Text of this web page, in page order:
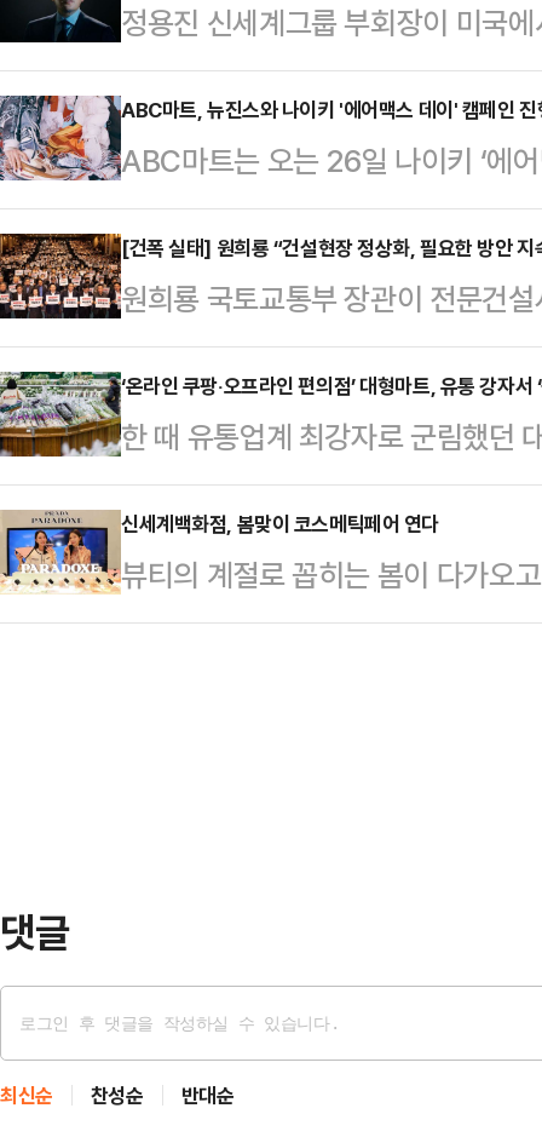
정용진 신세계그룹 부회장이 미국
박람회 ‘CES 2023′을 찾아 미래
따르면 정 부회장은 오는 5일(현지
서 열리는 CES를 참관한다.그룹
룹 사업과 시너지를 낼 수 있는 대
보고 새로운 성장동력을 모색하기
푸드가 참가를 검토했지만 최종적
는 "푸드테크, 리테일…
ABC마트, 뉴진스와 나이키 '에어맥스 데이' 캠페인 진
ABC마트는 오는 26일 나이키 ‘에
와 뮤지션 지올팍(Zior Park)과 함
혔다.나이키 에어맥스 데이는
운동화 ‘에어맥스’의 탄생을 축하
맞아 디지털, 패션, 문화 등이 어우
ABC마트 그랜드 스테이지에서 나
이어 2회째를 맞이한 이번 캠페인
는 의미를…
[건폭 실태] 원희룡 “건설현장 정상화, 필요한 방안 지
원희룡 국토교통부 장관이 전문건
고에 나서줄 것을 당부했다.원희룡
에 위치한 전문건설회관에서 열린 ‘
참석해 “그동안 현장이 불법을 넘
전한 근로자들이 떠나는 등 국가가
생각한다”며 “정부의 역량을 집중
강조했다.이날 행사에는 대한전문
회원사 관계자 등 총 500…
‘온라인 쿠팡‧오프라인 편의점’ 대형마트, 유통 강자서
한 때 유통업계 최강자로 군림했던
서 고군분투하고 있다.온라인에서
의 영향력이 갈수록 커지고 있고,
세다.쿠팡은 작년 3~4분기에 2개
출 실적을 올렸다.그동안 대대적인
신세계백화점, 봄맞이 코스메틱페어 연다
뷰티의 계절로 꼽히는 봄이 다가오
제되면서 화장품을 찾는 고객들이
댓글
최신순 찬성순 반대순